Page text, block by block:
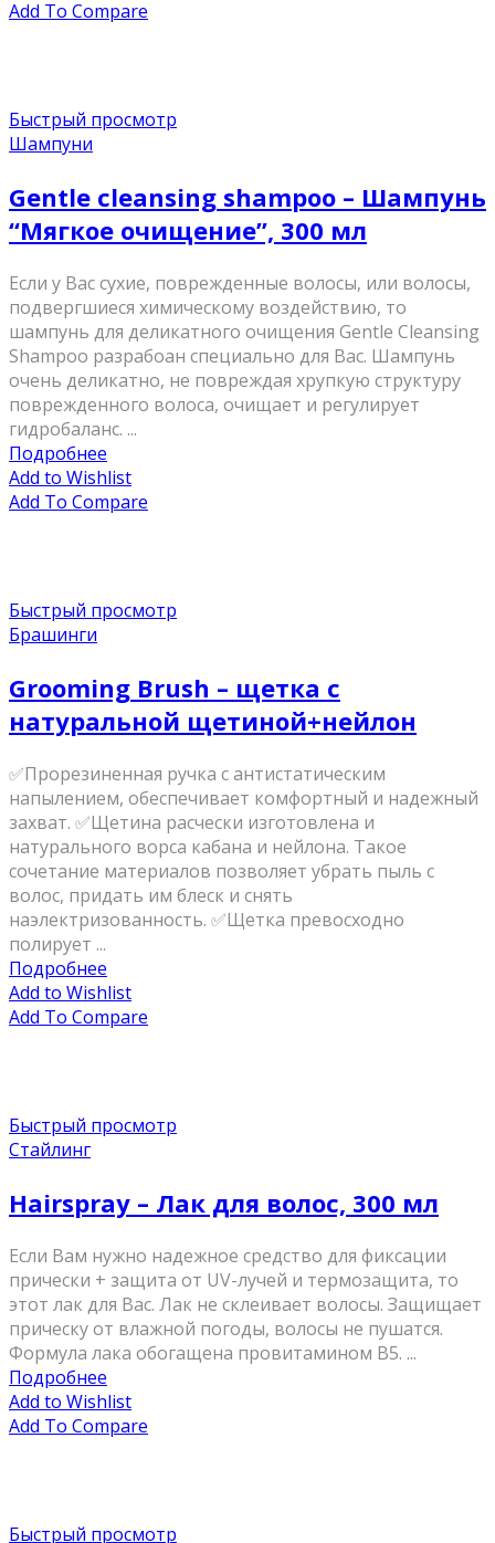
Add To Compare
Быстрый просмотр
Шампуни
Gentle cleansing shampoo – Шампунь
“Мягкое очищение”, 300 мл
Если у Вас сухие, поврежденные волосы, или волосы,
подвергшиеся химическому воздействию, то
шампунь для деликатного очищения Gentle Cleansing
Shampoo разрабоан специально для Вас. Шампунь
очень деликатно, не повреждая хрупкую структуру
поврежденного волоса, очищает и регулирует
гидробаланс. ...
Подробнее
Add to Wishlist
Add To Compare
Быстрый просмотр
Брашинги
Grooming Brush – щетка c
натуральной щетиной+нейлон
✅Прорезиненная ручка с антистатическим
напылением, обеспечивает комфортный и надежный
захват. ✅Щетина расчески изготовлена и
натурального ворса кабана и нейлона. Такое
сочетание материалов позволяет убрать пыль с
волос, придать им блеск и снять
наэлектризованность. ✅Щетка превосходно
полирует ...
Подробнее
Add to Wishlist
Add To Compare
Быстрый просмотр
Стайлинг
Hairspray – Лак для волос, 300 мл
Если Вам нужно надежное средство для фиксации
прически + защита от UV-лучей и термозащита, то
этот лак для Вас. Лак не склеивает волосы. Защищает
прическу от влажной погоды, волосы не пушатся.
Формула лака обогащена провитамином В5. ...
Подробнее
Add to Wishlist
Add To Compare
Быстрый просмотр